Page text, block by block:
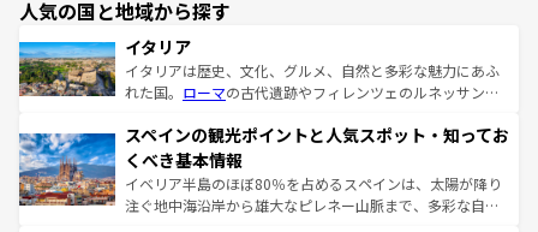
人気の国と地域から探す
イタリア
イタリアは歴史、文化、グルメ、自然と多彩な魅力にあふ
れた国。 ローマの古代遺跡やフィレンツェのルネッサンス
ろん、トスカーナの美しい田園風景やアマルフィ海岸の絶
景など、自然景観も見逃せない。観光の合間には、本場の
ピザやパスタなど、絶品のイタリア料理を堪能することも
できる。朝目覚めてから夜眠るまで、すべての瞬間を楽し
スペインの観光ポイントと人気スポット・知ってお
くべき基本情報
イベリア半島のほぼ80％を占めるスペインは、太陽が降り
注ぐ地中海沿岸から雄大なピレネー山脈まで、多彩な自然